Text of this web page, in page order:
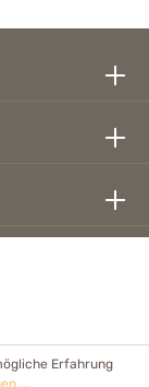
Versandkosten
Erfahrung
...